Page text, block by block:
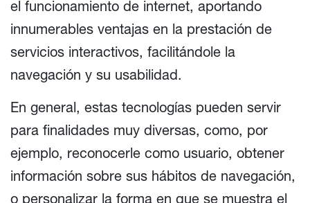
el funcionamiento de internet, aportando
innumerables ventajas en la prestación de
servicios interactivos, facilitándole la
navegación y su usabilidad.
En general, estas tecnologías pueden servir
para finalidades muy diversas, como, por
ejemplo, reconocerle como usuario, obtener
información sobre sus hábitos de navegación,
o personalizar la forma en que se muestra el